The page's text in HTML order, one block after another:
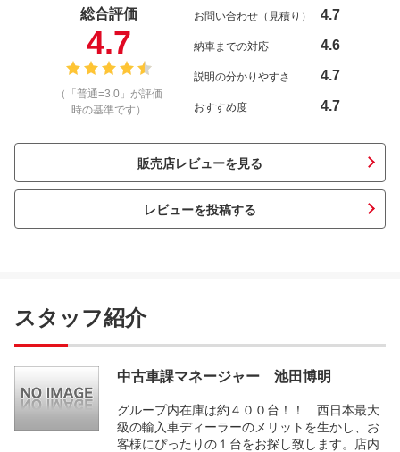
総合評価
4.7
（「普通=3.0」が評価
時の基準です）
お問い合わせ（見積り） 4.7
納車までの対応 4.6
説明の分かりやすさ 4.7
おすすめ度 4.7
販売店レビューを見る
レビューを投稿する
スタッフ紹介
中古車課マネージャー 池田博明
グループ内在庫は約４００台！！ 西日本最大
級の輸入車ディーラーのメリットを生かし、お
客様にぴったりの１台をお探し致します。店内